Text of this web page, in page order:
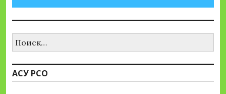
АСУ РСО